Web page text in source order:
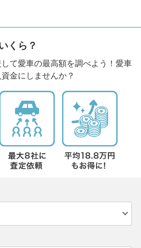
くら？
て愛車の最高額を調べよう！愛車
金にしませんか？